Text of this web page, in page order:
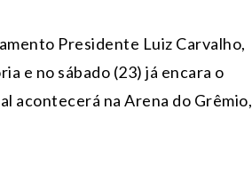
Presidente Luiz Carvalho,
e no sábado (23) já encara o
acontecerá na Arena do Grêmio,